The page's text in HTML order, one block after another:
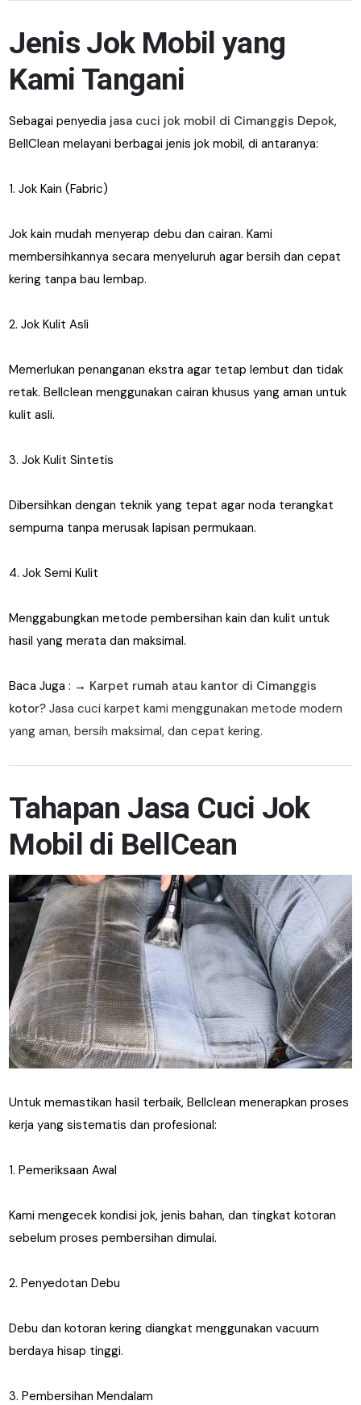
Jenis Jok Mobil yang
Kami Tangani
Sebagai penyedia jasa cuci jok mobil di Cimanggis Depok,
BellClean melayani berbagai jenis jok mobil, di antaranya:
1. Jok Kain (Fabric)
Jok kain mudah menyerap debu dan cairan. Kami
membersihkannya secara menyeluruh agar bersih dan cepat
kering tanpa bau lembap.
2. Jok Kulit Asli
Memerlukan penanganan ekstra agar tetap lembut dan tidak
retak. Bellclean menggunakan cairan khusus yang aman untuk
kulit asli.
3. Jok Kulit Sintetis
Dibersihkan dengan teknik yang tepat agar noda terangkat
sempurna tanpa merusak lapisan permukaan.
4. Jok Semi Kulit
Menggabungkan metode pembersihan kain dan kulit untuk
hasil yang merata dan maksimal.
Baca Juga : → Karpet rumah atau kantor di Cimanggis
kotor? Jasa cuci karpet kami menggunakan metode modern
yang aman, bersih maksimal, dan cepat kering.
Tahapan Jasa Cuci Jok
Mobil di BellCean
Untuk memastikan hasil terbaik, Bellclean menerapkan proses
kerja yang sistematis dan profesional:
1. Pemeriksaan Awal
Kami mengecek kondisi jok, jenis bahan, dan tingkat kotoran
sebelum proses pembersihan dimulai.
2. Penyedotan Debu
Debu dan kotoran kering diangkat menggunakan vacuum
berdaya hisap tinggi.
3. Pembersihan Mendalam